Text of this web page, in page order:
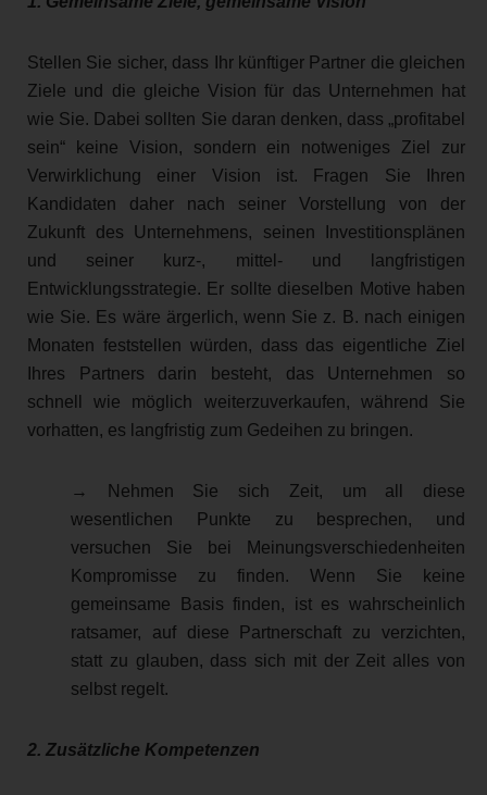
Stellen Sie sicher, dass Ihr künftiger Partner die gleichen
Ziele und die gleiche Vision für das Unternehmen hat
wie Sie. Dabei sollten Sie daran denken, dass „profitabel
sein“ keine Vision, sondern ein notweniges Ziel zur
Verwirklichung einer Vision ist. Fragen Sie Ihren
Kandidaten daher nach seiner Vorstellung von der
Zukunft des Unternehmens, seinen Investitionsplänen
und seiner kurz-, mittel- und langfristigen
Entwicklungsstrategie. Er sollte dieselben Motive haben
wie Sie. Es wäre ärgerlich, wenn Sie z. B. nach einigen
Monaten feststellen würden, dass das eigentliche Ziel
Ihres Partners darin besteht, das Unternehmen so
schnell wie möglich weiterzuverkaufen, während Sie
vorhatten, es langfristig zum Gedeihen zu bringen.
→ Nehmen Sie sich Zeit, um all diese
wesentlichen Punkte zu besprechen, und
versuchen Sie bei Meinungsverschiedenheiten
Kompromisse zu finden. Wenn Sie keine
gemeinsame Basis finden, ist es wahrscheinlich
ratsamer, auf diese Partnerschaft zu verzichten,
statt zu glauben, dass sich mit der Zeit alles von
selbst regelt.
2. Zusätzliche Kompetenzen